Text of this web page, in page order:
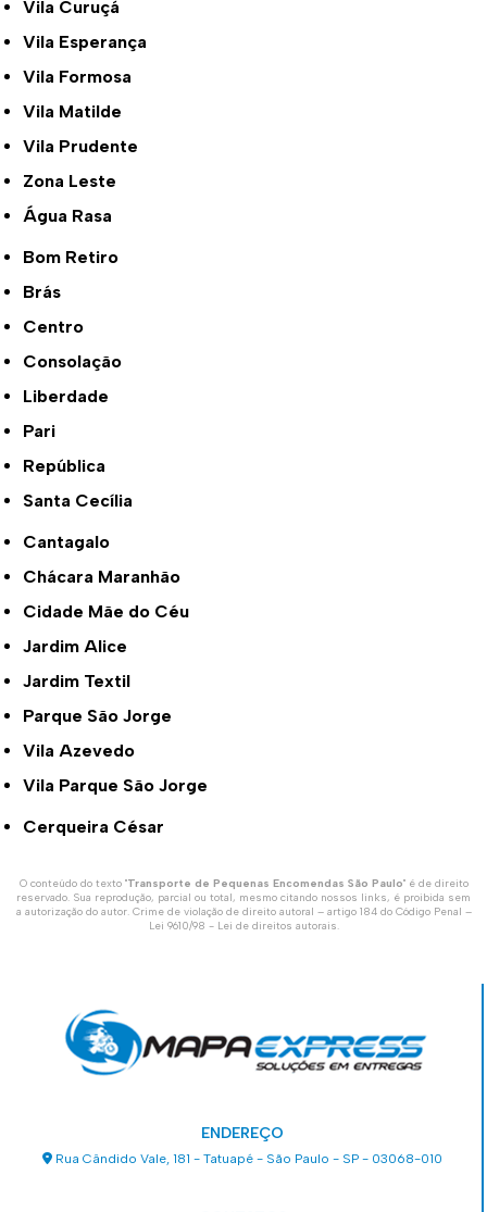
Vila Curuçá
Vila Esperança
Vila Formosa
Vila Matilde
Vila Prudente
Zona Leste
Água Rasa
Bom Retiro
Brás
Centro
Consolação
Liberdade
Pari
República
Santa Cecília
Cantagalo
Chácara Maranhão
Cidade Mãe do Céu
Jardim Alice
Jardim Textil
Parque São Jorge
Vila Azevedo
Vila Parque São Jorge
Cerqueira César
O conteúdo do texto "Transporte de Pequenas Encomendas São Paulo" é de direito
reservado. Sua reprodução, parcial ou total, mesmo citando nossos links, é proibida sem
a autorização do autor. Crime de violação de direito autoral – artigo 184 do Código Penal –
Lei 9610/98 - Lei de direitos autorais.
ENDEREÇO
Rua Cândido Vale, 181 - Tatuapé - São Paulo - SP - 03068-010